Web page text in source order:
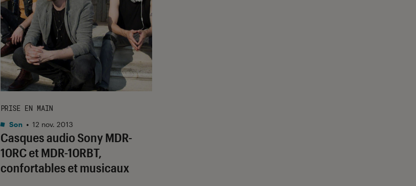
Casques audio Sony MDR-
10RC et MDR-10RBT,
confortables et musicaux
PRISE EN MAIN
Son • 12 nov. 2013